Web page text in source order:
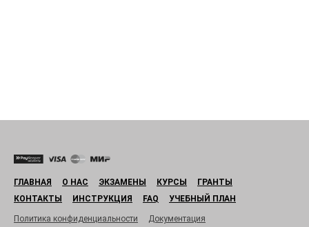
ГЛАВНАЯ О НАС ЭКЗАМЕНЫ КУРСЫ
ГРАНТЫ
КОНТАКТЫ
ИНСТРУКЦИЯ FAQ УЧЕБНЫЙ ПЛАН
Политика конфиденциальности Документация